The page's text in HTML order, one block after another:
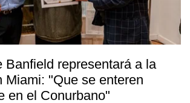
Banfield representará a la
Miami: "Que se enteren
en el Conurbano"